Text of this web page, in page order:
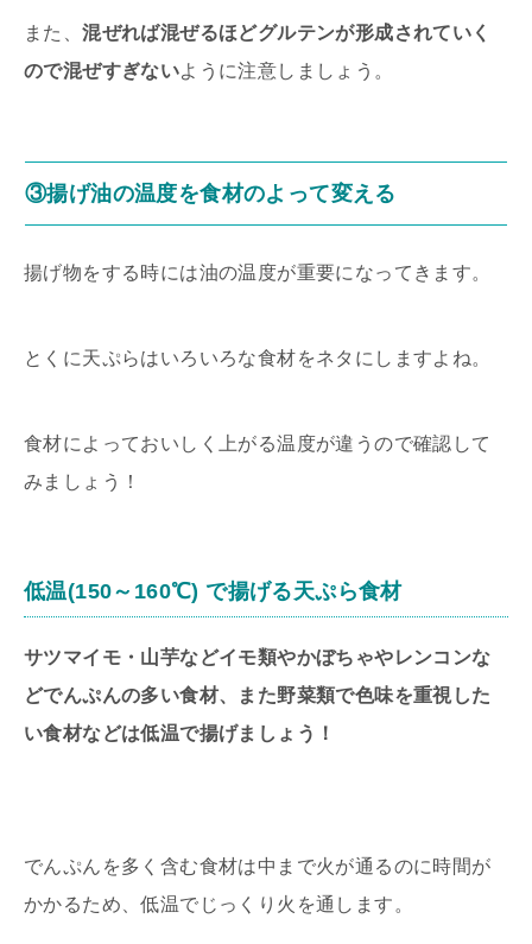
また、混ぜれば混ぜるほどグルテンが形成されていく
ので混ぜすぎないように注意しましょう。
③揚げ油の温度を食材のよって変える
揚げ物をする時には油の温度が重要になってきます。
とくに天ぷらはいろいろな食材をネタにしますよね。
食材によっておいしく上がる温度が違うので確認して
みましょう！
低温(150～160℃) で揚げる天ぷら食材
サツマイモ・山芋などイモ類やかぼちゃやレンコンな
どでんぷんの多い食材、また野菜類で色味を重視した
い食材などは低温で揚げましょう！
でんぷんを多く含む食材は中まで火が通るのに時間が
かかるため、低温でじっくり火を通します。